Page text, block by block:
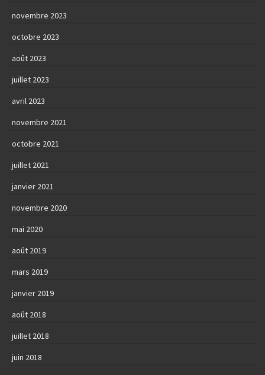
novembre 2023
octobre 2023
août 2023
juillet 2023
avril 2023
novembre 2021
octobre 2021
juillet 2021
janvier 2021
novembre 2020
mai 2020
août 2019
mars 2019
janvier 2019
août 2018
juillet 2018
juin 2018